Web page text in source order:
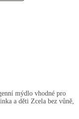
mýdlo vhodné pro
a děti Zcela bez vůně,